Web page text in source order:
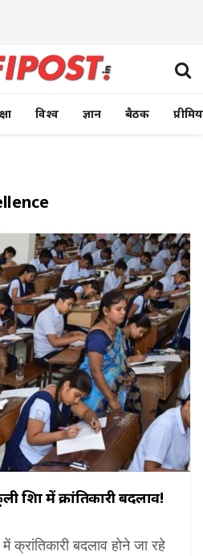
विश्व ज्ञान बैठक
शिक्षा में क्रांतिकारी बदलाव!
क्रांतिकारी बदलाव होने जा रहे